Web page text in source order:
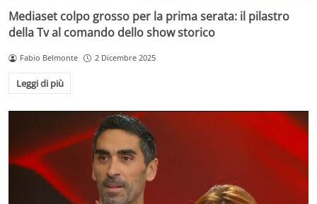
Mediaset colpo grosso per la prima serata: il pilastro
della Tv al comando dello show storico
Fabio Belmonte 2 Dicembre 2025
Leggi di più